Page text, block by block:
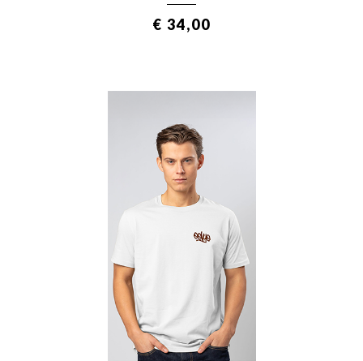
€ 34,00